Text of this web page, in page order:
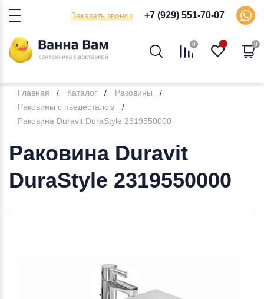
Заказать звонок +7 (929) 551-70-07
0 0
Главная Каталог
Раковины
Раковины с пьедесталом
Раковина Duravit DuraStyle 2319550000
Раковина Duravit
DuraStyle 2319550000